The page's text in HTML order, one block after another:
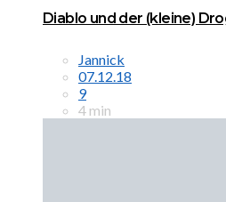
Diablo und der (kleine)
Jannick
07.12.18
9
4 min